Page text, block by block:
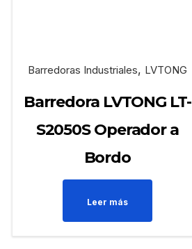
Barredoras Industriales, LVTONG
Barredora LVTONG LT-
S2050S Operador a
Bordo
Leer más